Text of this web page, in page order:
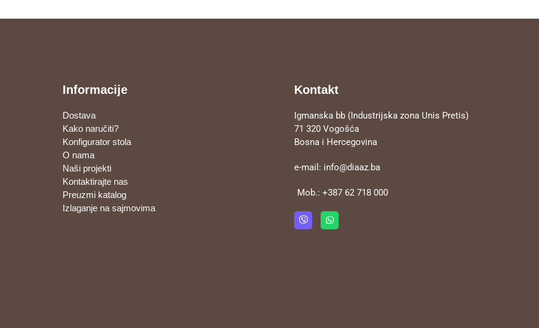
Informacije
Dostava
Kako naručiti?
Konfigurator stola
O nama
Naši projekti
Kontaktirajte nas
Preuzmi katalog
Izlaganje na sajmovima
Kontakt
Igmanska bb (Industrijska zona Unis Pretis)
71 320 Vogošća
Bosna i Hercegovina
e-mail: info@diaaz.ba
Mob.:+387 62 718 000